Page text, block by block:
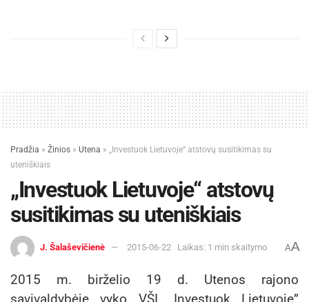
Pradžia » Žinios » Utena » „Investuok Lietuvoje“ atstovų susitikimas su
uteniškiais
„Investuok Lietuvoje“ atstovų
susitikimas su uteniškiais
J. Šalaševičienė 2015-06-22 Laikas: 1 min skaitymo AA
2015 m. birželio 19 d. Utenos rajono